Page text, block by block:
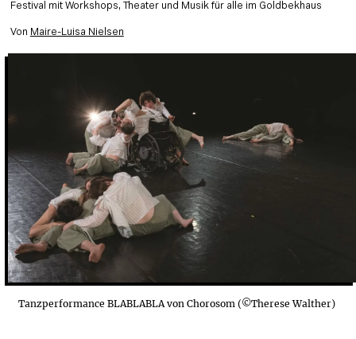
Festival mit Workshops, Theater und Musik für alle im Goldbekhaus
Von Maire-Luisa Nielsen
Tanzperformance BLABLABLA von Chorosom (©Therese Walther)